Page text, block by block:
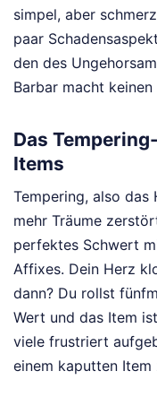
simpel, aber
paar
den des
Barbar macht keinen
Das
Items
Tempering, also das
mehr Träume
perfektes Schwert
Affixes. Dein Herz
dann? Du rollst
Wert und das Item
viele frustriert
einem kaputten Item